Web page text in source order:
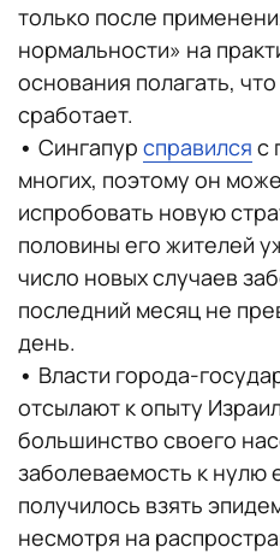
только после
нормальности» на
основания полагать,
сработает.
• Сингапур справился с
многих, поэтому он
испробовать новую
половины его жителей
число новых случаев
последний месяц не
день.
• Власти города-
отсылают к опыту
большинство своего
заболеваемость к нулю
получилось взять
несмотря на